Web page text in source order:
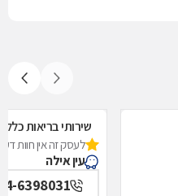
שירותי בריאות
לעסק זה אין חוות
עין אילה
6398031